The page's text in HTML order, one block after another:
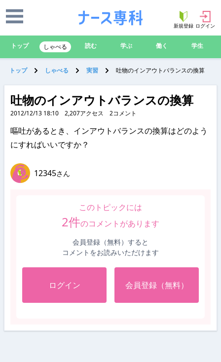
新規登録 ログイン
トップ しゃべる 読む 学ぶ 働く 学生
トップ しゃべる 実習 吐物のインアウトバランスの換算
吐物のインアウトバランスの換算
2012/12/13 18:10 2,207アクセス 2コメント
嘔吐があるとき、インアウトバランスの換算はどのよう
にすればいいですか？
12345さん
このトピックには
2件のコメントがあります
会員登録（無料）すると
コメントをお読みいただけます
ログイン 会員登録（無料）